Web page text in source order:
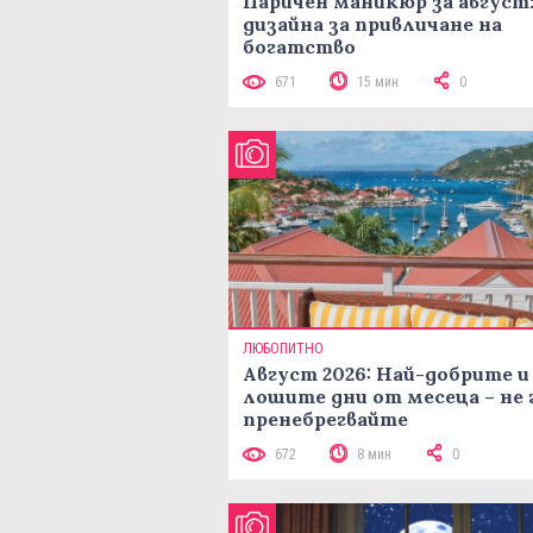
дизайна за привличане на
богатство
671 15 мин 0
ЛЮБОПИТНО
Август 2026: Най-добрите
лошите дни от месеца – не
пренебрегвайте
672 8 мин 0